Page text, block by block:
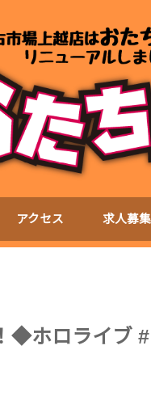
アクセス 求人募集
ホロライブ